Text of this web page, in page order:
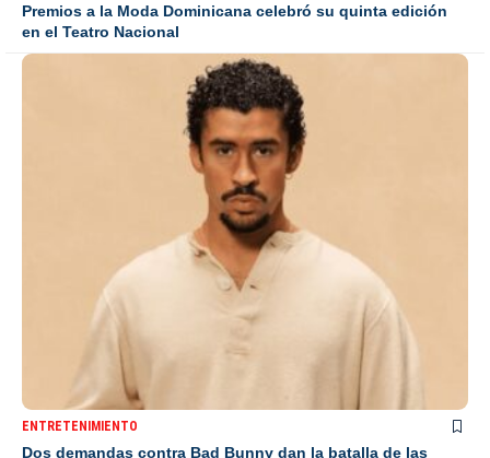
Premios a la Moda Dominicana celebró su quinta edición
en el Teatro Nacional
ENTRETENIMIENTO
Dos demandas contra Bad Bunny dan la batalla de las